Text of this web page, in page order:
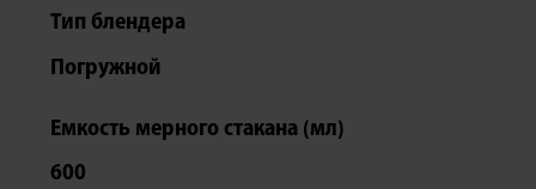
Тип блендера
Погружной
Емкость мерного стакана (мл)
600